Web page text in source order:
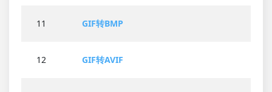
11 GIF转BMP
12 GIF转AVIF